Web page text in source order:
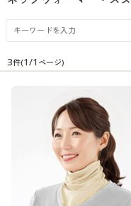
女性下着
女性下着
メンズ下着
ジュニア・ティーンズ下
メンズ通販すべて
メンズファッション
メンズ下着
家電・雑貨
家電・雑貨すべて
キッチン・雑貨・日用品
寝具・インテリア・
寝具・インテリア・家具
家具・収納
寝具・ベッド
美容・健康
美容・健康通販すべて
美容・健康・サプリメン
制服・スクール
制服・スクールすべて
大きいサイズ
在庫 在
口コミ
3件(1/1 ページ)